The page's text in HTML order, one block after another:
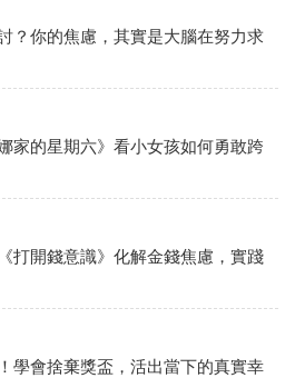
？你的焦慮，其實是大腦在努力求
家的星期六》看小女孩如何勇敢跨
打開錢意識》化解金錢焦慮，實踐
學會捨棄獎盃，活出當下的真實幸